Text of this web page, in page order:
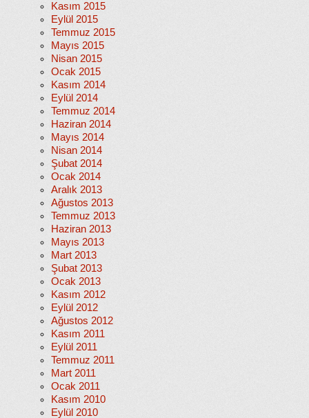
Kasım 2015
Eylül 2015
Temmuz 2015
Mayıs 2015
Nisan 2015
Ocak 2015
Kasım 2014
Eylül 2014
Temmuz 2014
Haziran 2014
Mayıs 2014
Nisan 2014
Şubat 2014
Ocak 2014
Aralık 2013
Ağustos 2013
Temmuz 2013
Haziran 2013
Mayıs 2013
Mart 2013
Şubat 2013
Ocak 2013
Kasım 2012
Eylül 2012
Ağustos 2012
Kasım 2011
Eylül 2011
Temmuz 2011
Mart 2011
Ocak 2011
Kasım 2010
Eylül 2010